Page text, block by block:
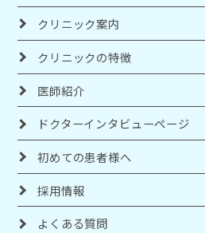
クリニック案内
クリニックの特徴
医師紹介
ドクターインタビューページ
初めての患者様へ
採用情報
よくある質問